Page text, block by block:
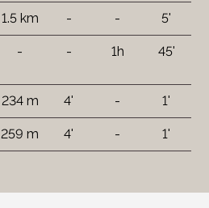
1.5 km - - 5'
- - 1h 45'
234 m 4' - 1'
259 m 4' - 1'